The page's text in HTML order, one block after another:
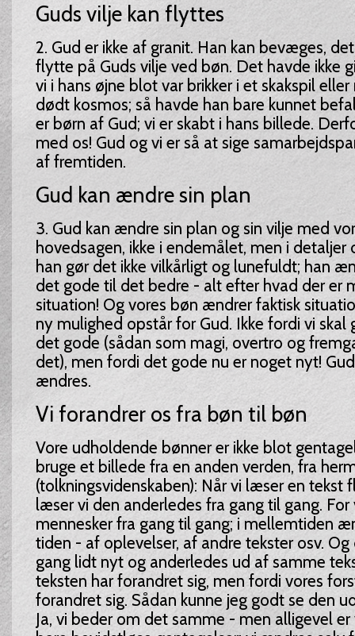
Guds vilje kan flyttes
2. Gud er ikke af granit. Han kan bevæges,
flytte på Guds vilje ved bøn. Det havde ikke
vi i hans øjne blot var brikker i et skakspil
dødt kosmos; så havde han bare kunnet
er børn af Gud; vi er skabt i hans billede.
med os! Gud og vi er så at sige
af fremtiden.
Gud kan ændre sin plan
3. Gud kan ændre sin plan og sin vilje med
hovedsagen, ikke i endemålet, men i detaljer
han gør det ikke vilkårligt og lunefuldt; han
det gode til det bedre - alt efter hvad der er
situation! Og vores bøn ændrer faktisk
ny mulighed opstår for Gud. Ikke fordi vi skal
det gode (sådan som magi, overtro og
det), men fordi det gode nu er noget nyt!
ændres.
Vi forandrer os fra bøn til bøn
Vore udholdende bønner er ikke blot
bruge et billede fra en anden verden, fra
(tolkningsvidenskaben): Når vi læser en tekst
læser vi den anderledes fra gang til gang. For
mennesker fra gang til gang; i mellemtiden
tiden - af oplevelser, af andre tekster osv.
gang lidt nyt og anderledes ud af samme
teksten har forandret sig, men fordi vores
forandret sig. Sådan kunne jeg godt se den
Ja, vi beder om det samme - men alligevel er